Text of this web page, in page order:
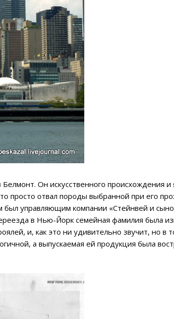
Он искусственного происхождения и
просто отвал породы выбранной при его
был управляющим компании «Стейнвей и
в Нью-Йорк семейная фамилия была
и, как это ни удивительно звучит, но в
а выпускаемая ей продукция была